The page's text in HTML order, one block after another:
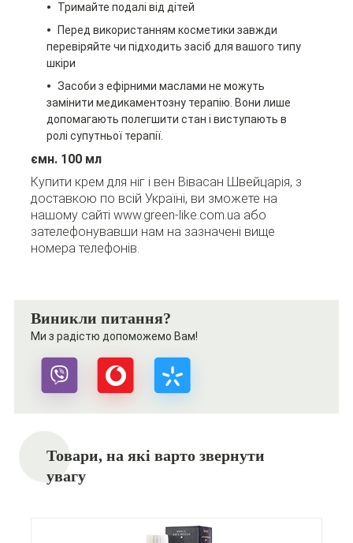
Тримайте подалі від дітей
Перед використанням косметики завжди
перевіряйте чи підходить засіб для вашого типу
шкіри
Засоби з ефірними маслами не можуть
замінити медикаментозну терапію. Вони лише
допомагають полегшити стан і виступають в
ролі супутньої терапії.
ємн. 100 мл
Купити крем для ніг і вен Вівасан Швейцарія, з
доставкою по всій Україні, ви зможете на
нашому сайті www.green-like.com.ua або
зателефонувавши нам на зазначені вище
номера телефонів.
Виникли питання?
Ми з радістю допоможемо Вам!
Товари, на які варто звернути
увагу